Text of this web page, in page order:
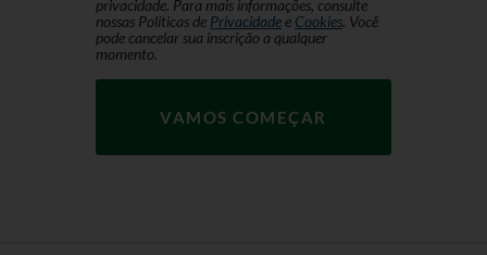
privacidade. Para mais informações, consulte
nossas Políticas de Privacidadee Cookies. Você
pode cancelar sua inscrição a qualquer
momento.